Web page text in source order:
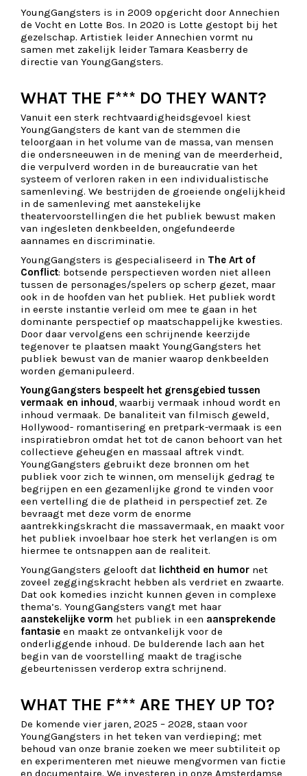
YoungGangsters is in 2009 opgericht door Annechien
de Vocht en Lotte Bos. In 2020 is Lotte gestopt bij het
gezelschap. Artistiek leider Annechien vormt nu
samen met zakelijk leider Tamara Keasberry de
directie van YoungGangsters.
WHAT THE F*** DO THEY WANT?
Vanuit een sterk rechtvaardigheidsgevoel kiest
YoungGangsters de kant van de stemmen die
teloorgaan in het volume van de massa, van mensen
die ondersneeuwen in de mening van de meerderheid,
die verpulverd worden in de bureaucratie van het
systeem of verloren raken in een individualistische
samenleving. We bestrijden de groeiende ongelijkheid
in de samenleving met aanstekelijke
theatervoorstellingen die het publiek bewust maken
van ingesleten denkbeelden, ongefundeerde
aannames en discriminatie.
YoungGangsters is gespecialiseerd in The Art of
Conflict: botsende perspectieven worden niet alleen
tussen de personages/spelers op scherp gezet, maar
ook in de hoofden van het publiek. Het publiek wordt
in eerste instantie verleid om mee te gaan in het
dominante perspectief op maatschappelijke kwesties.
Door daar vervolgens een schrijnende keerzijde
tegenover te plaatsen maakt YoungGangsters het
publiek bewust van de manier waarop denkbeelden
worden gemanipuleerd.
YoungGangsters bespeelt het grensgebied tussen
vermaak en inhoud, waarbij vermaak inhoud wordt en
inhoud vermaak. De banaliteit van filmisch geweld,
Hollywood- romantisering en pretpark-vermaak is een
inspiratiebron omdat het tot de canon behoort van het
collectieve geheugen en massaal aftrek vindt.
YoungGangsters gebruikt deze bronnen om het
publiek voor zich te winnen, om menselijk gedrag te
begrijpen en een gezamenlijke grond te vinden voor
een vertelling die de platheid in perspectief zet. Ze
bevraagt met deze vorm de enorme
aantrekkingskracht die massavermaak, en maakt voor
het publiek invoelbaar hoe sterk het verlangen is om
hiermee te ontsnappen aan de realiteit.
YoungGangsters gelooft dat lichtheid en humor net
zoveel zeggingskracht hebben als verdriet en zwaarte.
Dat ook komedies inzicht kunnen geven in complexe
thema’s. YoungGangsters vangt met haar
aanstekelijke vorm het publiek in een aansprekende
fantasie en maakt ze ontvankelijk voor de
onderliggende inhoud. De bulderende lach aan het
begin van de voorstelling maakt de tragische
gebeurtenissen verderop extra schrijnend.
WHAT THE F*** ARE THEY UP TO?
De komende vier jaren, 2025 – 2028, staan voor
YoungGangsters in het teken van verdieping; met
behoud van onze branie zoeken we meer subtiliteit op
en experimenteren met nieuwe mengvormen van fictie
en documentaire. We investeren in onze Amsterdamse